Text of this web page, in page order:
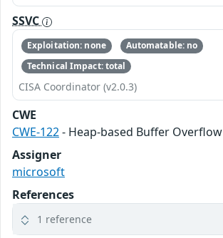
SSVC
Exploitation: none
Automatable: no
Technical Impact: total
CISA Coordinator (v2.0.3)
CWE
CWE-122- Heap-based Buffer Overflow
Assigner
microsoft
References
1 reference